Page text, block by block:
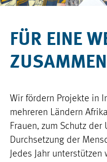
FÜR EINE
Wir fördern Projekte in
mehreren Ländern
Frauen, zum Schutz
Durchsetzung der
Jedes Jahr